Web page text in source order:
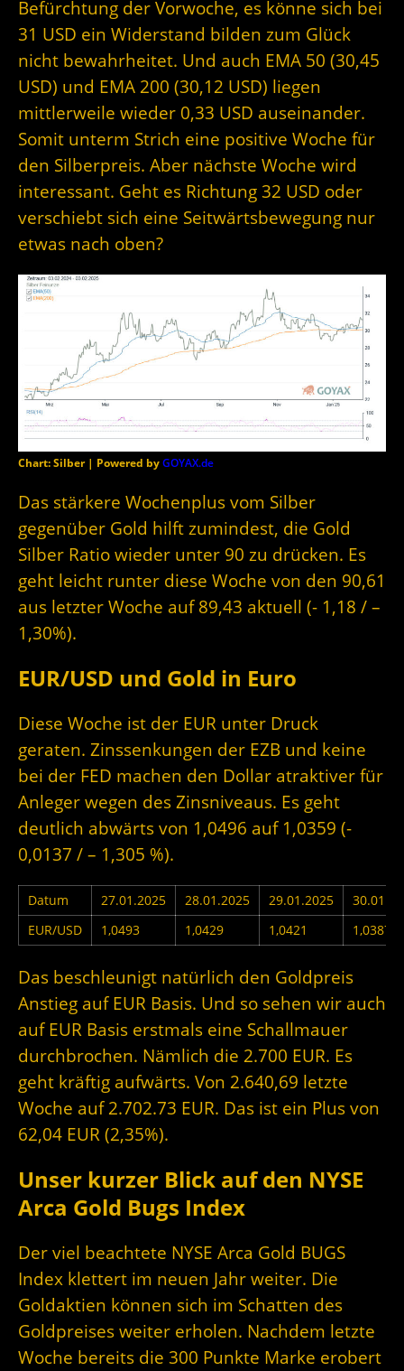
Befürchtung der Vorwoche, es könne sich bei
31 USD ein Widerstand bilden zum Glück
nicht bewahrheitet. Und auch EMA 50 (30,45
USD) und EMA 200 (30,12 USD) liegen
mittlerweile wieder 0,33 USD auseinander.
Somit unterm Strich eine positive Woche für
den Silberpreis. Aber nächste Woche wird
interessant. Geht es Richtung 32 USD oder
verschiebt sich eine Seitwärtsbewegung nur
etwas nach oben?
Chart: Silber | Powered byGOYAX.de
Das stärkere Wochenplus vom Silber
gegenüber Gold hilft zumindest, die Gold
Silber Ratio wieder unter 90 zu drücken. Es
geht leicht runter diese Woche von den 90,61
aus letzter Woche auf 89,43 aktuell (- 1,18 / –
1,30%).
EUR/USD und Gold in Euro
Diese Woche ist der EUR unter Druck
geraten. Zinssenkungen der EZB und keine
bei der FED machen den Dollar atraktiver für
Anleger wegen des Zinsniveaus. Es geht
deutlich abwärts von 1,0496 auf 1,0359 (-
0,0137 / – 1,305 %).
Datum 27.01.2025 28.01.2025 29.01.2025
EUR/USD
1,0493 1,0429 1,0421 1,0387
Das beschleunigt natürlich den Goldpreis
Anstieg auf EUR Basis. Und so sehen wir auch
auf EUR Basis erstmals eine Schallmauer
durchbrochen. Nämlich die 2.700 EUR. Es
geht kräftig aufwärts. Von 2.640,69 letzte
Woche auf 2.702.73 EUR. Das ist ein Plus von
62,04 EUR (2,35%).
Unser kurzer Blick auf den NYSE
Arca Gold Bugs Index
Der viel beachtete NYSE Arca Gold BUGS
Index klettert im neuen Jahr weiter. Die
Goldaktien können sich im Schatten des
Goldpreises weiter erholen. Nachdem letzte
Woche bereits die 300 Punkte Marke erobert